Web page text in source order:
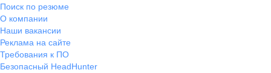
Поиск по резюме
О компании
Наши вакансии
Реклама на сайте
Требования к ПО
Безопасный HeadHunter